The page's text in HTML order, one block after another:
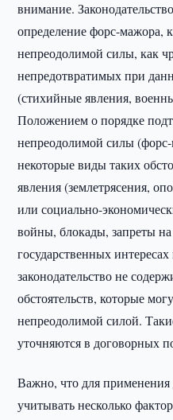
внимание.
определение форс-мажора,
непреодолимой силы, как
непредотвратимых при
(стихийные явления,
Положением о порядке
непреодолимой силы
некоторые виды таких
явления (землетрясения,
или социально-
войны, блокады, запреты
государственных
законодательство не
обстоятельств, которые
непреодолимой силой.
уточняются в договорных
Важно, что для
учитывать несколько